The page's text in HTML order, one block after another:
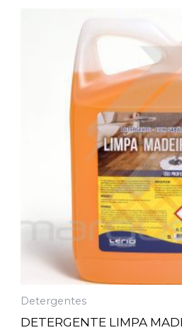
Detergentes
DETERGENTE LIMPA